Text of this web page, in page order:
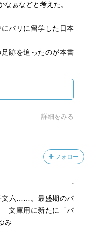
ぁなどと考えた。
パリに留学した日本
跡を追ったのが本書
パリ嫌いの両極端に
の垢を煎じて飲ませ
せて無理矢理留学期
前に「日本はアメリ
詳細をみる
フォロー
-
文六……。最盛期のパ
文庫用に新たに「パ
み